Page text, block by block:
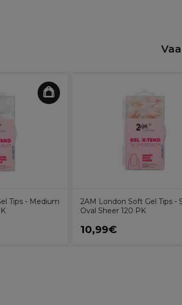
Tips - Medium
2AM London Soft Gel Tips -
Oval Sheer 120 PK
10,99€